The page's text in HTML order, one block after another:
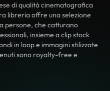
di qualità cinematografica
libreria offre una selezione
persone, che catturano
insieme a clip stock
in loop e immagini stilizzate
sono royalty-free e